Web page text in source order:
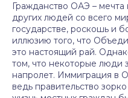
Гражданство ОАЭ – мечта
других людей со всего
государстве, роскошь и
иллюзию того, что
это настоящий рай.
том, что некоторые люди
напролет. Иммиграция в
ведь правительство